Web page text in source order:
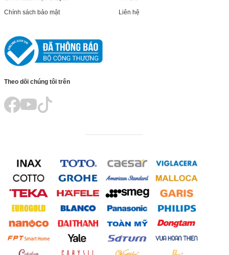
Chính sách bảo mật
Liên hệ
Theo dõi chúng tôi trên